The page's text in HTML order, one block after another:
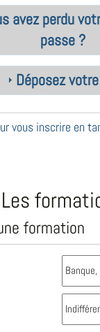
avez perdu
passe ?
Déposez
vous inscrire en
Les
formation